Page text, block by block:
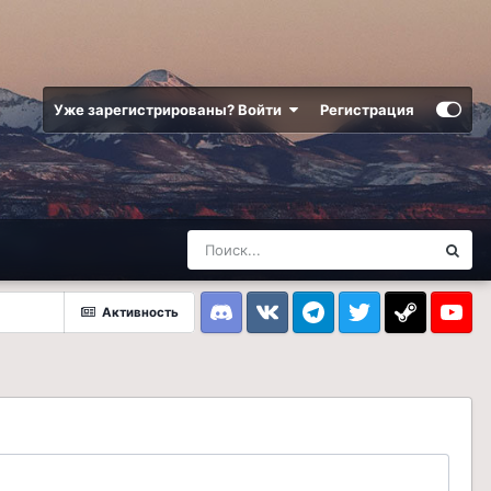
Уже зарегистрированы? Войти Регистрация
Активность
DiscordVK TelegramTwitter Steam